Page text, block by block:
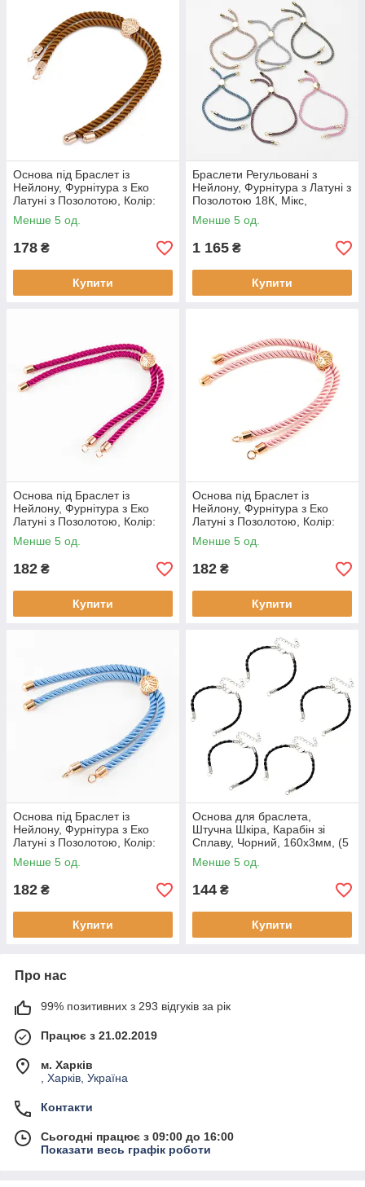
Основа під Браслет із
Нейлону, Фурнітура з Еко
Латуні з Позолотою, Колір:
Коричневий, Довжина 21 см,
Товщина 3 мм, (1 шт.)
Менше 5 од.
178 ₴
Купити
Браслети Регульовані з
Нейлону, Фурнітура з Латуні з
Позолотою 18К, Мікс,
13х0.3см, (10 шт)
Менше 5 од.
1 165 ₴
Купити
Основа під Браслет із
Нейлону, Фурнітура з Еко
Латуні з Позолотою, Колір:
Фуксія, Довжина 23 см,
Товщина 2 мм, Від 2 мм. (1
Менше 5 од.
182 ₴
Купити
Основа під Браслет із
Нейлону, Фурнітура з Еко
Латуні з Позолотою, Колір:
Рожевий, Довжина 23 см,
Товщина 2 мм, Від 2 мм, (1
Менше 5 од.
182 ₴
Купити
Основа під Браслет із
Нейлону, Фурнітура з Еко
Латуні з Позолотою, Колір:
Блакитний, Довжина 23 см,
Товщина 2 мм, Від 2 мм, (1
Менше 5 од.
182 ₴
Купити
Основа для браслета,
Штучна Шкіра, Карабін зі
Сплаву, Чорний, 160х3мм, (5
шт)
Менше 5 од.
144 ₴
Купити
Про нас
99% позитивних з 293 відгуків за рік
Працює з 21.02.2019
м. Харків
, Харків, Україна
Контакти
Сьогодні працює з 09:00 до 16:00
Показати весь графік роботи